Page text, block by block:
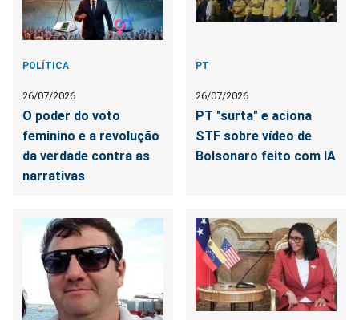
POLÍTICA
26/07/2026
O poder do voto
feminino e a revolução
da verdade contra as
narrativas
PT
26/07/2026
PT "surta" e aciona
STF sobre vídeo de
Bolsonaro feito com IA